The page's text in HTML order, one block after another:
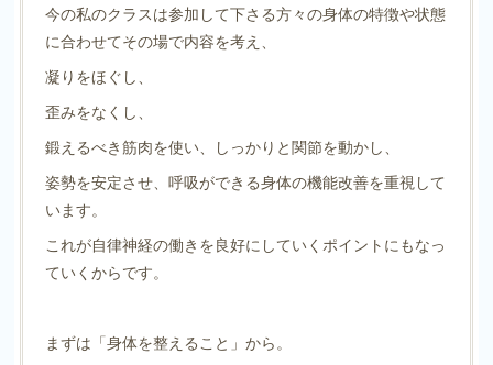
今の私のクラスは参加して下さる方々の身体の特徴や状態
に合わせてその場で内容を考え、
凝りをほぐし、
歪みをなくし、
鍛えるべき筋肉を使い、しっかりと関節を動かし、
姿勢を安定させ、呼吸ができる身体の機能改善を重視して
います。
これが自律神経の働きを良好にしていくポイントにもなっ
ていくからです。
まずは「身体を整えること」から。